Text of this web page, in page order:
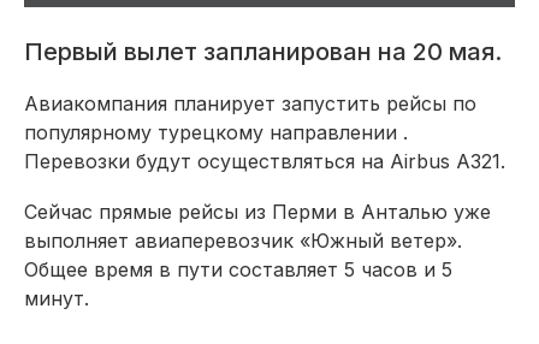
Первый вылет запланирован на 20 мая.
Авиакомпания планирует запустить рейсы по
популярному турецкому направлении .
Перевозки будут осуществляться на Airbus A321.
Сейчас прямые рейсы из Перми в Анталью уже
выполняет авиаперевозчик «Южный ветер».
Общее время в пути составляет 5 часов и 5
минут.